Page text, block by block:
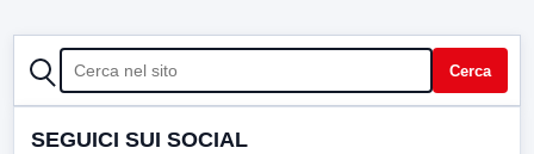
CERCA Cerca
SEGUICI SUI SOCIAL